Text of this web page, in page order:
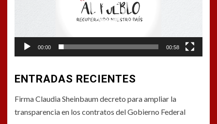
00:00 00:58
ENTRADAS RECIENTES
Firma Claudia Sheinbaum decreto para ampliar la
transparencia en los contratos del Gobierno Federal